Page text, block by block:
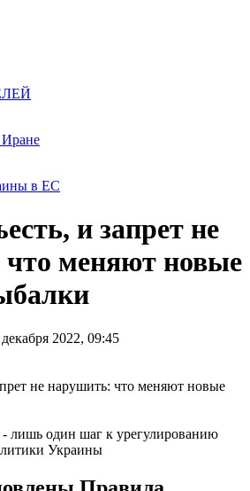
в ЕС
и запрет не
меняют новые
2022, 09:45
лишь один шаг к урегулированию
Украины